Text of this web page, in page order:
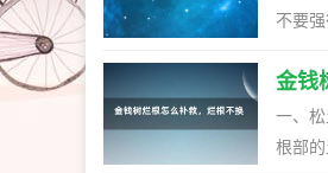
剪除
新水培了，水
保持
不要
消毒
涂抹草木
盆了
金钱
一、
根部